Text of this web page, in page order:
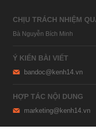
CHỊU TRÁCH NHIỆM
Bà Nguyễn Bích Minh
Ý KIẾN BÀI VIẾT
bandoc@kenh14.vn
HỢP TÁC NỘI DUNG
marketing@kenh14.vn